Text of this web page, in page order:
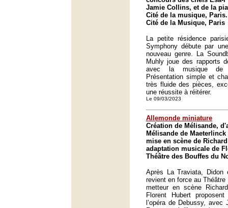
Jamie Collins, et de la
Cité de la musique, Paris.
Cité de la Musique, Paris
La petite résidence
Symphony débute par
nouveau genre. La
Muhly joue des rapports
avec la musique de
Présentation simple et
très fluide des pièces,
une réussite à réitérer.
Le 09/03/2023
Allemonde miniature
Création de Mélisande,
Mélisande de
mise en scène de
adaptation musicale de
Théâtre des Bouffes du
Après La Traviata, Didon
revient en force au
metteur en scène
Florent Hubert
l’opéra de Debussy,